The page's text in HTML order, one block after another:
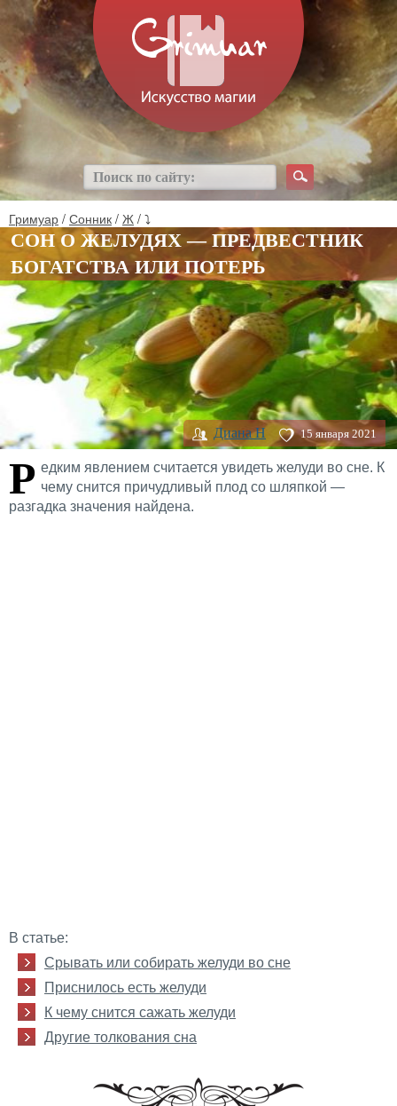
Гримуар / Сонник / Ж / ⤵
СОН О ЖЕЛУДЯХ — ПРЕДВЕСТНИК
БОГАТСТВА ИЛИ ПОТЕРЬ
Диана H 15 января 2021
Р едким явлением считается увидеть желуди во сне. К
чему снится причудливый плод со шляпкой —
разгадка значения найдена.
В статье:
Срывать или собирать желуди во сне
Приснилось есть желуди
К чему снится сажать желуди
Другие толкования сна